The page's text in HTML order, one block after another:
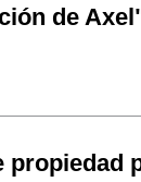
de
propiedad